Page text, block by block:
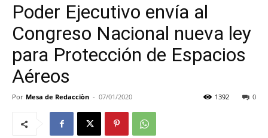
Poder Ejecutivo envía al
Congreso Nacional nueva ley
para Protección de Espacios
Aéreos
Por Mesa de Redacciòn - 07/01/2020 0
1392